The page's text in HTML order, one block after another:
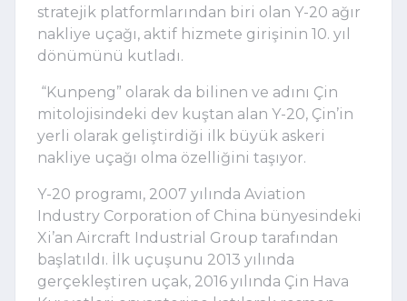
stratejik platformlarından biri olan Y-20 ağır
nakliye uçağı, aktif hizmete girişinin 10. yıl
dönümünü kutladı.
“Kunpeng” olarak da bilinen ve adını Çin
mitolojisindeki dev kuştan alan Y-20, Çin’in
yerli olarak geliştirdiği ilk büyük askeri
nakliye uçağı olma özelliğini taşıyor.
Y-20 programı, 2007 yılında Aviation
Industry Corporation of China bünyesindeki
Xi’an Aircraft Industrial Group tarafından
başlatıldı. İlk uçuşunu 2013 yılında
gerçekleştiren uçak, 2016 yılında Çin Hava